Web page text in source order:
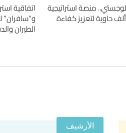
منصة استراتيجية
بطاقة تتجاوز 850 ألف حاوية لتعزيز كفاءة
اتفاقية
الطيران
الأرشيف